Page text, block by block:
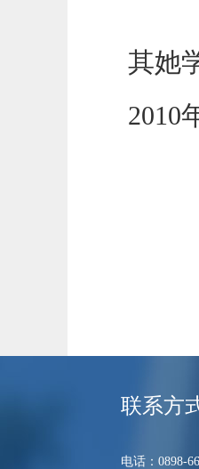
其她
2010
联系方
电话：0898-